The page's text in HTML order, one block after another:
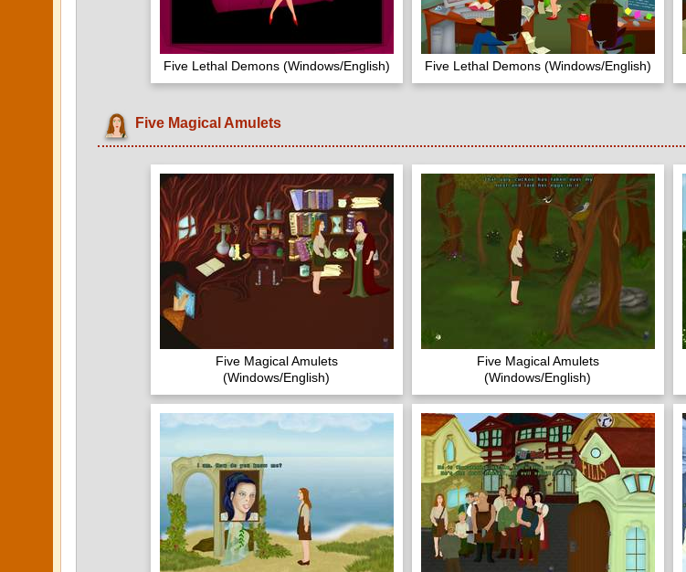
Five Lethal Demons (Windows/English) Five Lethal Demons (Windows/English)
Five Magical Amulets
Five Magical Amulets
(Windows/English)
Five Magical Amulets
(Windows/English)